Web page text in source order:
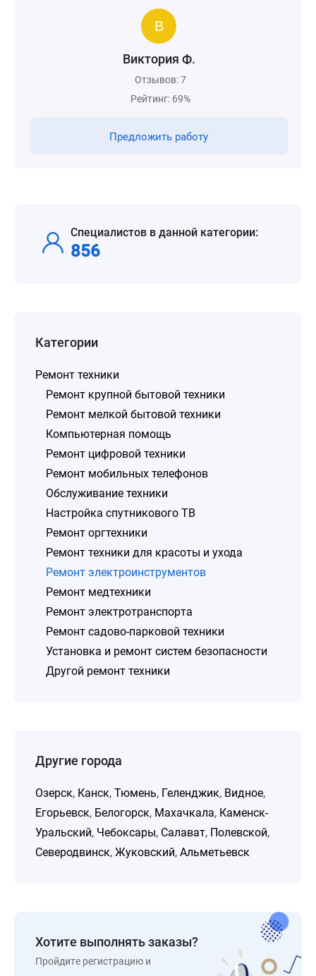
Виктория Ф.
Отзывов: 7
Рейтинг: 69%
Предложить работу
Специалистов в данной категории:
856
Категории
Ремонт техники
Ремонт крупной бытовой техники
Ремонт мелкой бытовой техники
Компьютерная помощь
Ремонт цифровой техники
Ремонт мобильных телефонов
Обслуживание техники
Настройка спутникового ТВ
Ремонт оргтехники
Ремонт техники для красоты и ухода
Ремонт электроинструментов
Ремонт медтехники
Ремонт электротранспорта
Ремонт садово-парковой техники
Установка и ремонт систем безопасности
Другой ремонт техники
Другие города
Озерск, Канск, Тюмень, Геленджик, Видное,
Егорьевск, Белогорск, Махачкала, Каменск-
Уральский, Чебоксары, Салават, Полевской,
Северодвинск, Жуковский, Альметьевск
Хотите выполнять заказы?
Пройдите регистрацию и